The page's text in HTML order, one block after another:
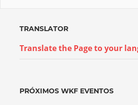
TRANSLATOR
Translate the Page to your
PRÓXIMOS WKF EVENTOS